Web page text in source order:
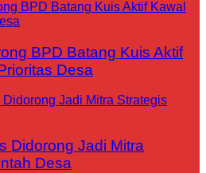
BPD Batang Kuis Aktif
Desa
Didorong Jadi Mitra
Desa